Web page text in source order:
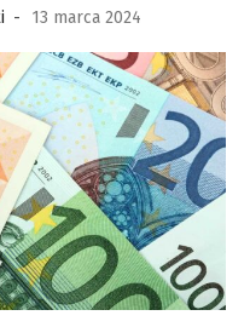
- 13 marca 2024